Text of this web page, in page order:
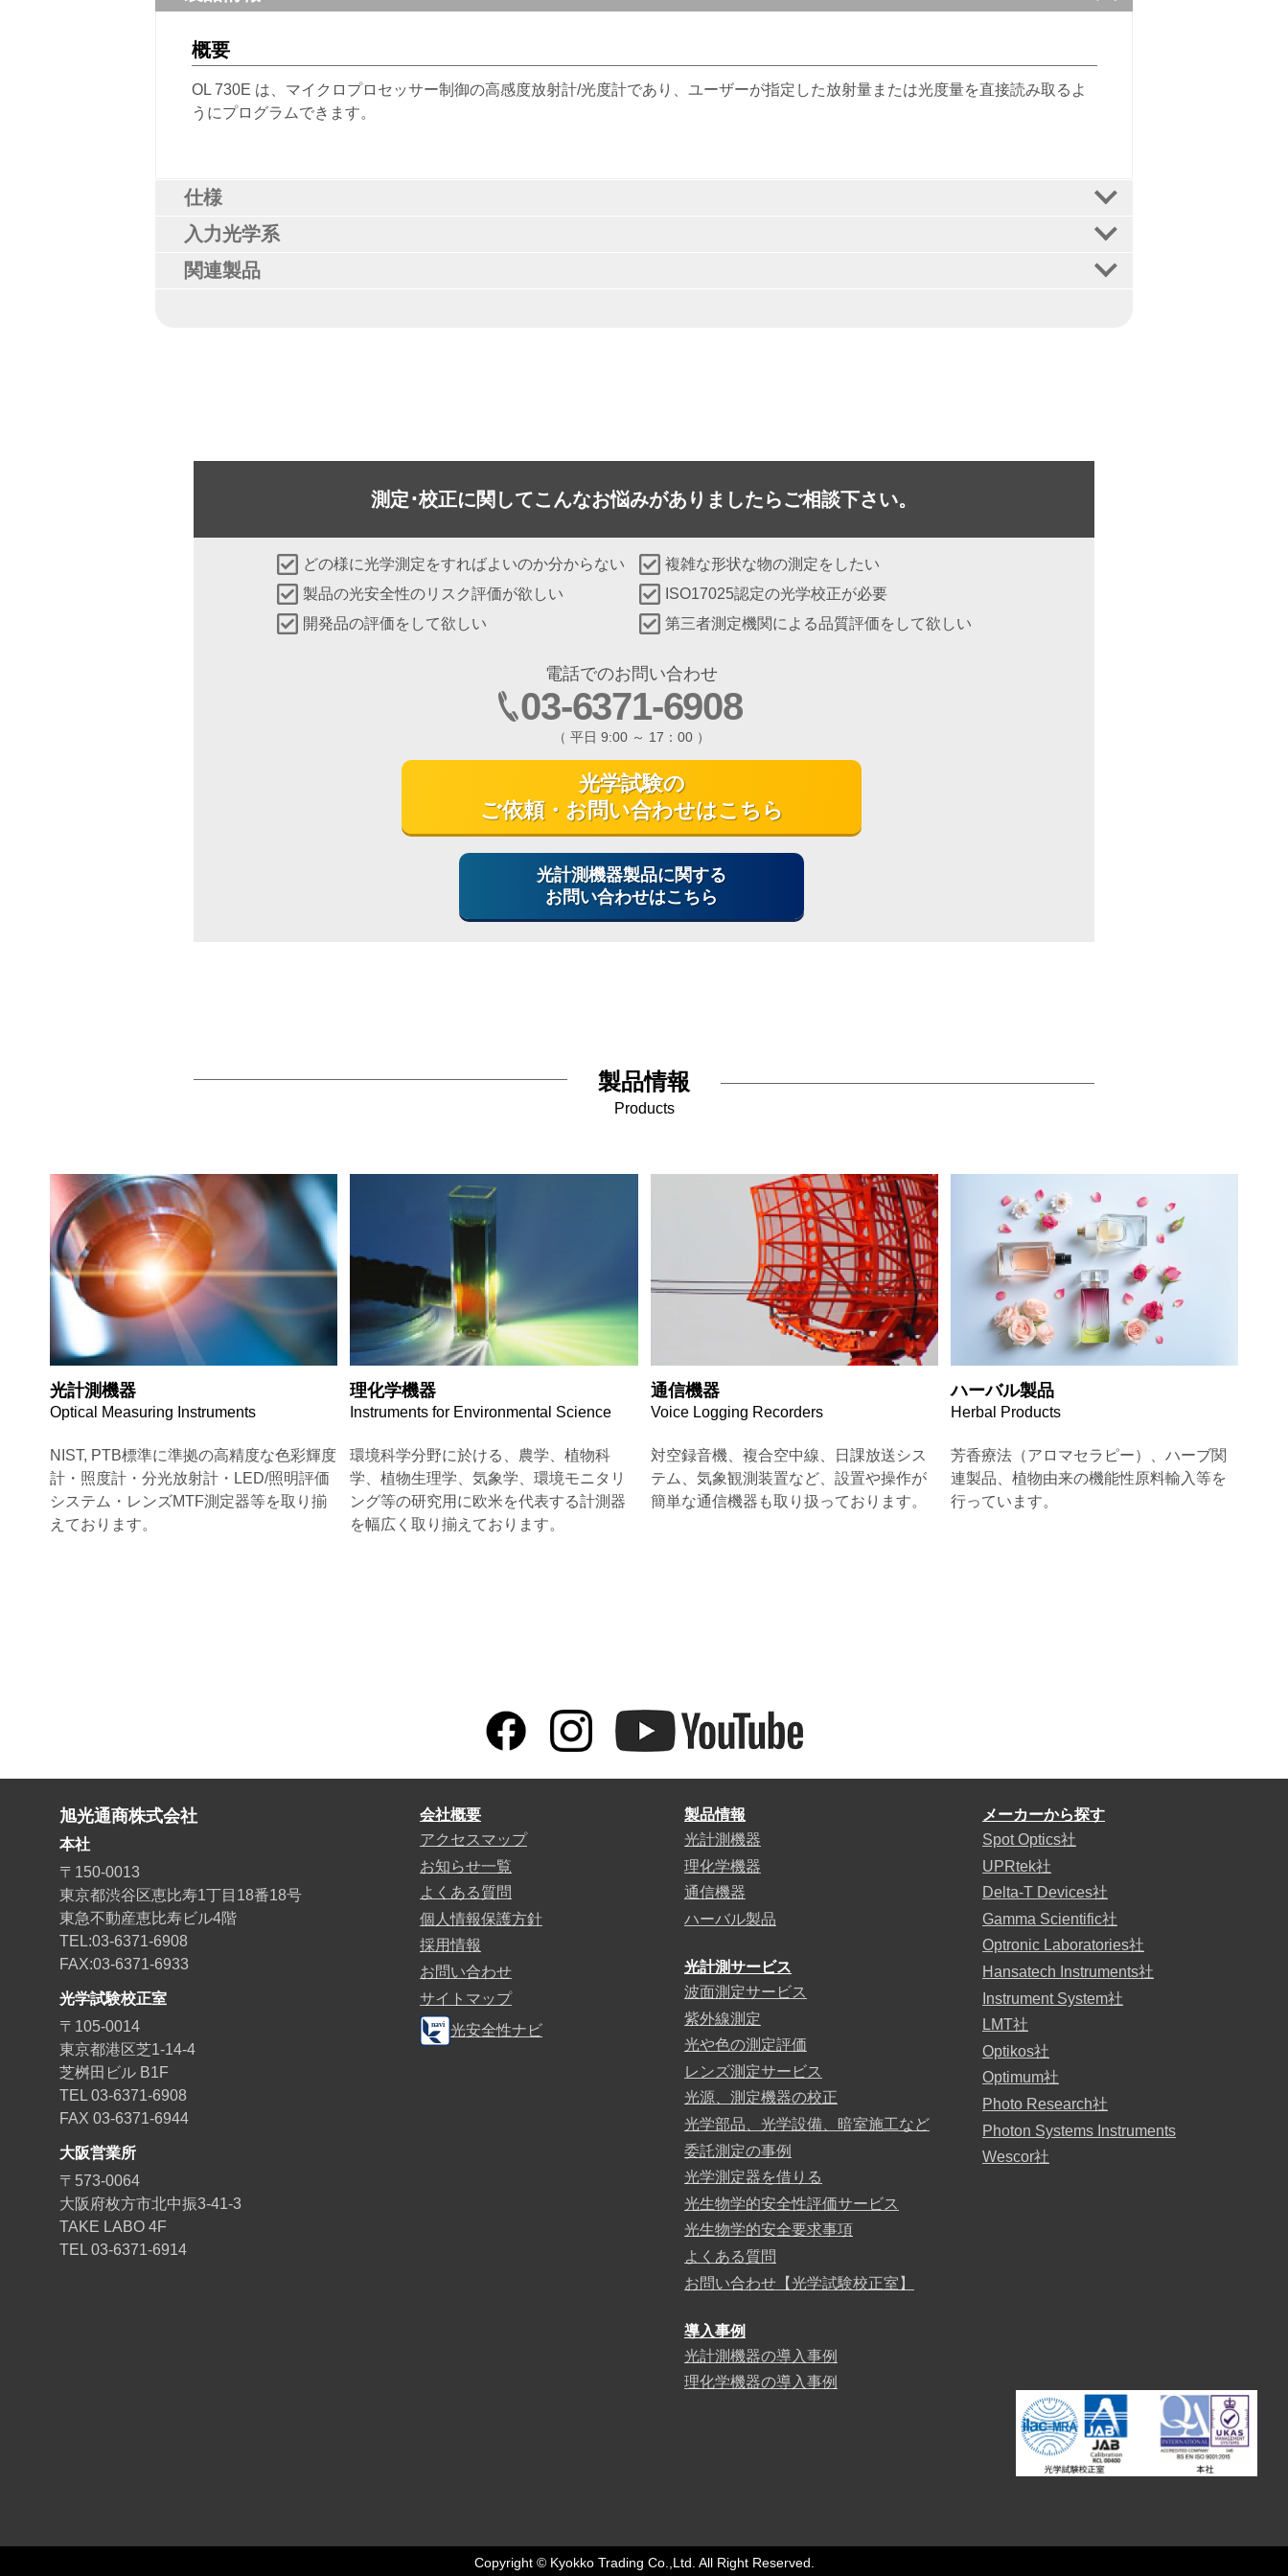
概要
OL 730E は、マイクロプロセッサー制御の高感度放射計/光度計であり、ユーザーが指定した放射量または光度量を直接読み取るよ
うにプログラムできます。
仕様
入力光学系
関連製品
測定･校正に関してこんなお悩みがありましたらご相談下さい。
どの様に光学測定をすればよいのか分からない
複雑な形状な物の測定をしたい
製品の光安全性のリスク評価が欲しい
ISO17025認定の光学校正が必要
開発品の評価をして欲しい
第三者測定機関による品質評価をして欲しい
電話でのお問い合わせ
03-6371-6908
（ 平日 9:00 ～ 17：00 ）
光学試験の
ご依頼・お問い合わせはこちら
光計測機器製品に関する
お問い合わせはこちら
製品情報
Products
光計測機器
Optical Measuring Instruments
NIST, PTB標準に準拠の高精度な色彩輝度
計・照度計・分光放射計・LED/照明評価
システム・レンズMTF測定器等を取り揃
えております。
理化学機器
Instruments for Environmental Science
環境科学分野に於ける、農学、植物科
学、植物生理学、気象学、環境モニタリ
ング等の研究用に欧米を代表する計測器
を幅広く取り揃えております。
通信機器
Voice Logging Recorders
対空録音機、複合空中線、日課放送シス
テム、気象観測装置など、設置や操作が
簡単な通信機器も取り扱っております。
ハーバル製品
Herbal Products
芳香療法（アロマセラピー）、ハーブ関
連製品、植物由来の機能性原料輸入等を
行っています。
会社概要
アクセスマップ
お知らせ一覧
よくある質問
個人情報保護方針
採用情報
お問い合わせ
サイトマップ
光安全性ナビ
製品情報
光計測機器
理化学機器
通信機器
ハーバル製品
光計測サービス
波面測定サービス
紫外線測定
光や色の測定評価
レンズ測定サービス
光源、測定機器の校正
光学部品、光学設備、暗室施工など
委託測定の事例
光学測定器を借りる
光生物学的安全性評価サービス
光生物学的安全要求事項
よくある質問
お問い合わせ【光学試験校正室】
導入事例
光計測機器の導入事例
理化学機器の導入事例
メーカーから探す
Spot Optics社
UPRtek社
Delta-T Devices社
Gamma Scientific社
Optronic Laboratories社
Hansatech Instruments社
Instrument System社
LMT社
Optikos社
Optimum社
Photo Research社
Photon Systems Instruments
Wescor社
旭光通商株式会社
本社
〒150-0013
東京都渋谷区恵比寿1丁目18番18号
東急不動産恵比寿ビル4階
TEL:03-6371-6908
FAX:03-6371-6933
光学試験校正室
〒105-0014
東京都港区芝1-14-4
芝桝田ビル B1F
TEL 03-6371-6908
FAX 03-6371-6944
大阪営業所
〒573-0064
大阪府枚方市北中振3-41-3
TAKE LABO 4F
TEL 03-6371-6914
Copyright © Kyokko Trading Co.,Ltd. All Right Reserved.